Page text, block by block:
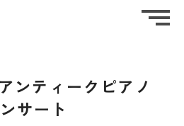
みがはら未来文化財団
使用）
承認申請書
私たちについて
ンティークピアノ
サート